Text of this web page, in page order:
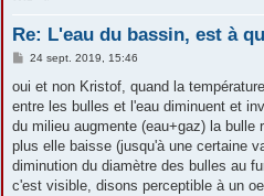
Re: L'eau du bassin, est à
M
s
a
g
24 sept. 2019, 15:46
oui et non Kristof, quand la
entre les bulles et l'eau diminuent et
du milieu augmente (eau+gaz) la bulle
plus elle baisse (jusqu'à une certaine
diminution du diamètre des bulles au
c'est visible, disons perceptible à un